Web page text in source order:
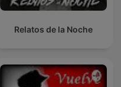
Relatos de la Noche